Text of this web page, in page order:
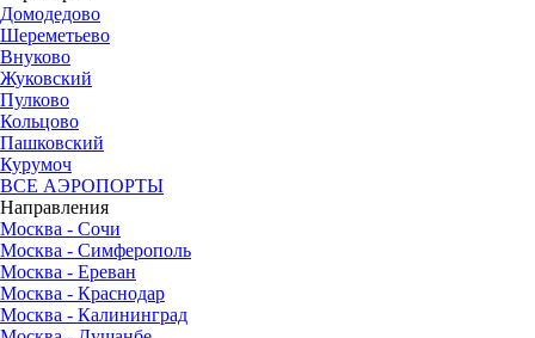
Домодедово
Шереметьево
Внуково
Жуковский
Пулково
Кольцово
Пашковский
Курумоч
ВСЕ АЭРОПОРТЫ
Направления
Москва - Сочи
Москва - Симферополь
Москва - Ереван
Москва - Краснодар
Москва - Калининград